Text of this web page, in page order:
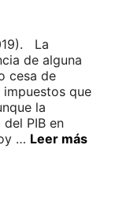
La
de alguna
cesa de
que
la
PIB en
… Leer más